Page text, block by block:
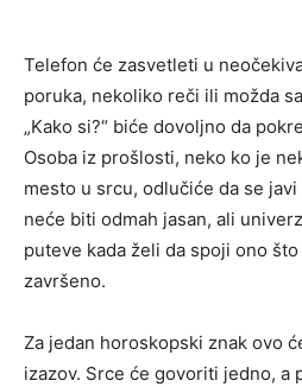
Telefon će zasvetleti u
poruka, nekoliko reči ili možda
„Kako si?“ biće dovoljno da
Osoba iz prošlosti, neko ko je
mesto u srcu, odlučiće da se javi
neće biti odmah jasan, ali
puteve kada želi da spoji ono
završeno.
Za jedan horoskopski znak ovo
izazov. Srce će govoriti jedno, a